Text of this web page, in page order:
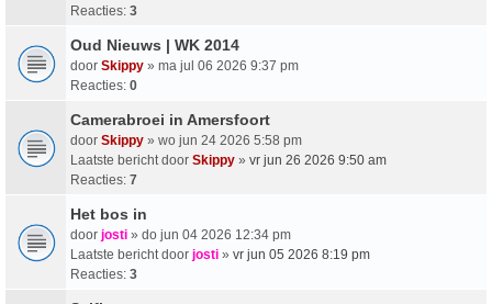
Reacties: 3
Oud Nieuws | WK 2014
door Skippy » ma jul 06 2026 9:37 pm
Reacties: 0
Camerabroei in Amersfoort
door Skippy » wo jun 24 2026 5:58 pm
Laatste bericht door Skippy » vr jun 26 2026 9:50 am
Reacties: 7
Het bos in
door josti » do jun 04 2026 12:34 pm
Laatste bericht door josti » vr jun 05 2026 8:19 pm
Reacties: 3